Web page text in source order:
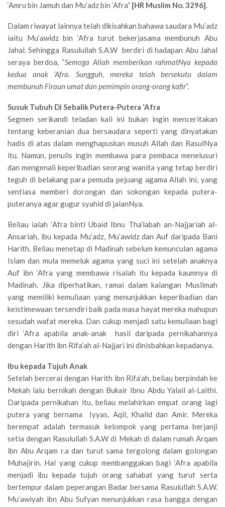
‘Amru bin Jamuh dan Mu’adz bin ‘Afra” [HR Muslim No. 3296].
Dalam riwayat lainnya telah dikisahkan bahawa saudara Mu’adz
iaitu Mu’awidz bin ‘Afra turut bekerjasama membunuh Abu
Jahal. Sehingga Rasulullah S.A.W berdiri di hadapan Abu Jahal
seraya berdoa, “Semoga Allah memberikan rahmatNya kepada
kedua anak ‘Afra. Sungguh, mereka telah bersekutu dalam
membunuh Firaun umat dan pemimpin orang-orang kafir”.
Susuk Tubuh Di Sebalik Putera-Putera ‘Afra
Segmen serikandi teladan kali ini bukan ingin menceritakan
tentang keberanian dua bersaudara seperti yang dinyatakan
hadis di atas dalam menghapuskan musuh Allah dan RasulNya
itu. Namun, penulis ingin membawa para pembaca menelusuri
dan mengenali keperibadian seorang wanita yang tetap berdiri
teguh di belakang para pemuda pejuang agama Allah ini, yang
sentiasa memberi dorongan dan sokongan kepada putera-
puteranya agar gugur syahid di jalanNya.
Beliau ialah ‘Afra binti Ubaid Ibnu Tha’labah an-Najjariah al-
Ansariah, ibu kepada Mu’adz, Mu’awidz dan Auf daripada Bani
Harith. Beliau menetap di Madinah sebelum kemunculan agama
Islam dan mula memeluk agama yang suci ini setelah anaknya
Auf ibn ‘Afra yang membawa risalah itu kepada kaumnya di
Madinah. Jika diperhatikan, ramai dalam kalangan Muslimah
yang memiliki kemuliaan yang menunjukkan keperibadian dan
keistimewaan tersendiri baik pada masa hayat mereka mahupun
sesudah wafat mereka. Dan cukup menjadi satu kemuliaan bagi
diri ‘Afra apabila anak-anak hasil daripada pernikahannya
dengan Harith ibn Rifa’ah al-Najjari ini dinisbahkan kepadanya.
Ibu kepada Tujuh Anak
Setelah bercerai dengan Harith ibn Rifa’ah, beliau berpindah ke
Mekah lalu bernikah dengan Bukair Ibnu Abdu Yalail al-Laithi.
Daripada pernikahan itu, beliau melahirkan empat orang lagi
putera yang bernama Iyyas, Aqil, Khalid dan Amir. Mereka
berempat adalah termasuk kelompok yang pertama berjanji
setia dengan Rasulullah S.A.W di Mekah di dalam rumah Arqam
ibn Abu Arqam r.a dan turut sama tergolong dalam golongan
Muhajirin. Hal yang cukup membanggakan bagi ‘Afra apabila
menjadi ibu kepada tujuh orang sahabat yang turut serta
bertempur dalam peperangan Badar bersama Rasulullah S.A.W.
Mu’awiyah ibn Abu Sufyan menunjukkan rasa bangga dengan